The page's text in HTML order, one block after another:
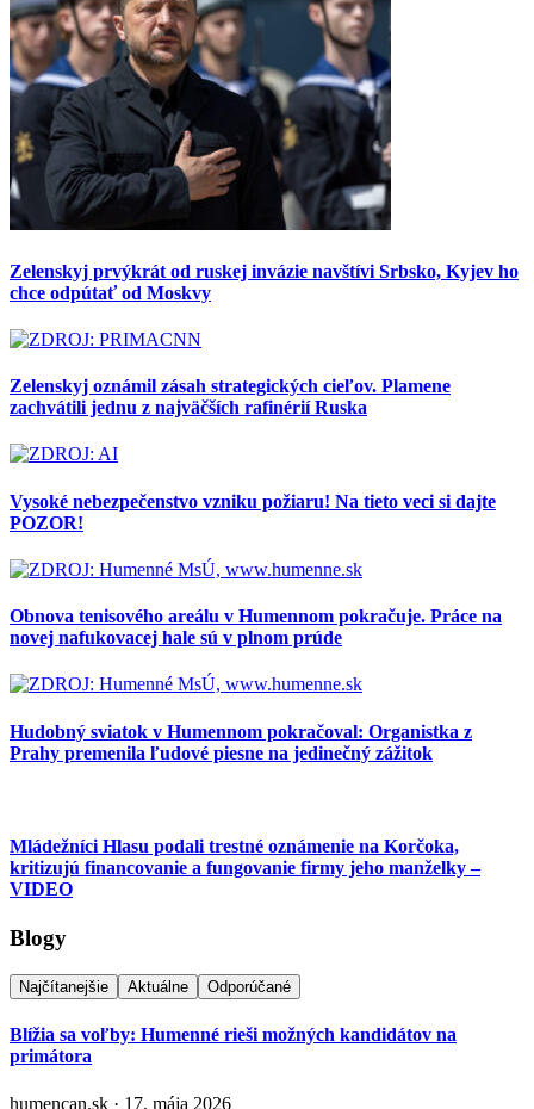
Zelenskyj prvýkrát od ruskej invázie navštívi Srbsko, Kyjev ho
chce odpútať od Moskvy
Zelenskyj oznámil zásah strategických cieľov. Plamene
zachvátili jednu z najväčších rafinérií Ruska
Vysoké nebezpečenstvo vzniku požiaru! Na tieto veci si dajte
POZOR!
Obnova tenisového areálu v Humennom pokračuje. Práce na
novej nafukovacej hale sú v plnom prúde
Hudobný sviatok v Humennom pokračoval: Organistka z
Prahy premenila ľudové piesne na jedinečný zážitok
Mládežníci Hlasu podali trestné oznámenie na Korčoka,
kritizujú financovanie a fungovanie firmy jeho manželky –
VIDEO
Blogy
Najčítanejšie Aktuálne Odporúčané
Blížia sa voľby: Humenné rieši možných kandidátov na
primátora
humencan.sk · 17. mája 2026